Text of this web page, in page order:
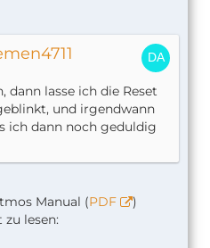
lasse ich die Reset
und irgendwann
ich dann noch geduldig
Manual (PDF
)
lesen: